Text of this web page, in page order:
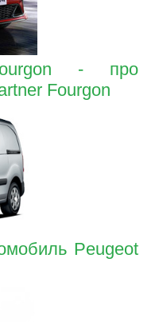
- про
Fourgon
Peugeot